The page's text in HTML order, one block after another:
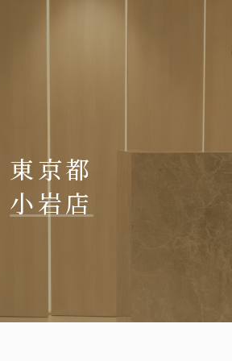
東京都
小岩店